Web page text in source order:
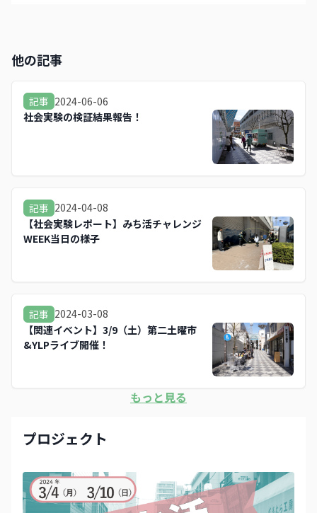
他の記事
記事 2024-06-06
社会実験の検証結果報告！
記事 2024-04-08
【社会実験レポート】みち活チャレンジ
WEEK当日の様子
記事 2024-03-08
【関連イベント】3/9（土）第二土曜市
&YLPライブ開催！
もっと見る
プロジェクト